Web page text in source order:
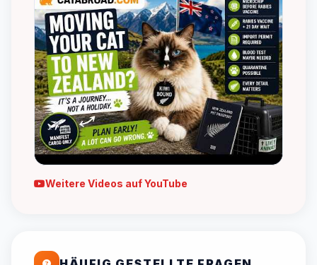
Weitere Videos auf YouTube